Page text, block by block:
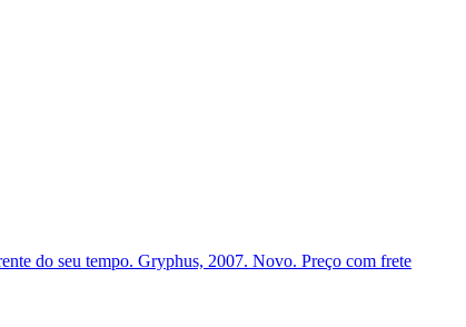
do seu tempo. Gryphus, 2007. Novo. Preço com frete